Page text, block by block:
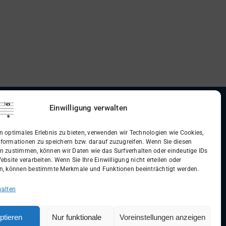
Einwilligung verwalten
optimales Erlebnis zu bieten, verwenden wir Technologien wie Cookies,
zu speichern bzw. darauf zuzugreifen. Wenn Sie diesen
zustimmen, können wir Daten wie das Surfverhalten oder eindeutige IDs
verarbeiten. Wenn Sie Ihre Einwilligung nicht erteilen oder
können bestimmte Merkmale und Funktionen beeinträchtigt werden.
Nur funktionale Voreinstellungen anzeigen
(AGB)